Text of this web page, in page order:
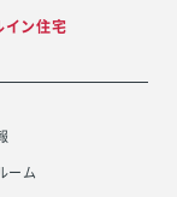
ン住宅
ーム